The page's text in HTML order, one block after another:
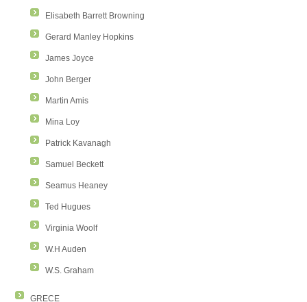
Elisabeth Barrett Browning
Gerard Manley Hopkins
James Joyce
John Berger
Martin Amis
Mina Loy
Patrick Kavanagh
Samuel Beckett
Seamus Heaney
Ted Hugues
Virginia Woolf
W.H Auden
W.S. Graham
GRECE